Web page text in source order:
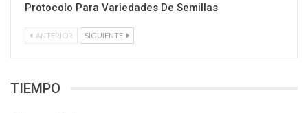
Protocolo Para Variedades De Semillas
ANTERIOR SIGUIENTE
TIEMPO